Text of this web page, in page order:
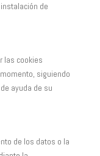
de
las cookies
siguiendo
ayuda de su
de los datos o la